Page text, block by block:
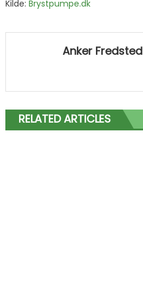
Kilde: Brystpumpe.dk
Anker Fredsted
RELATED ARTICLES